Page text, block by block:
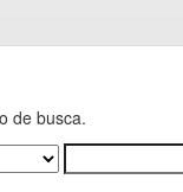
de busca.